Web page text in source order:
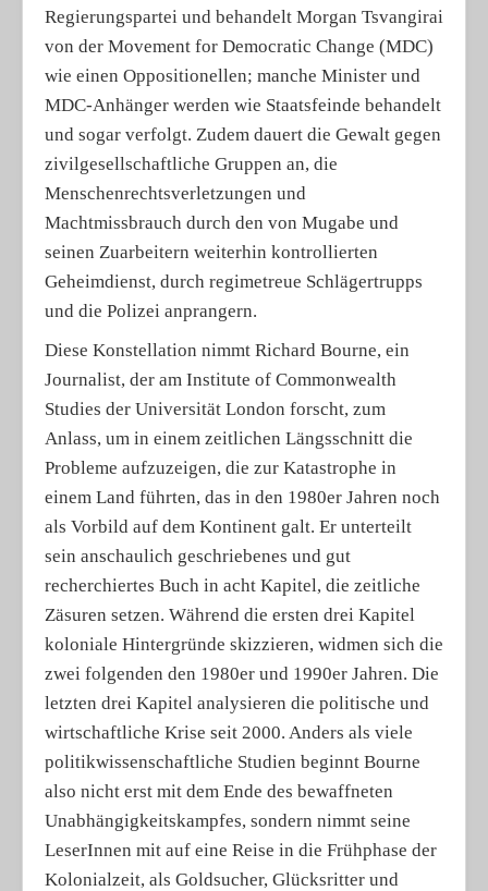
Regierungspartei und behandelt Morgan Tsvangirai
von der Movement for Democratic Change (MDC)
wie einen Oppositionellen; manche Minister und
MDC-Anhänger werden wie Staatsfeinde behandelt
und sogar verfolgt. Zudem dauert die Gewalt gegen
zivilgesellschaftliche Gruppen an, die
Menschenrechtsverletzungen und
Machtmissbrauch durch den von Mugabe und
seinen Zuarbeitern weiterhin kontrollierten
Geheimdienst, durch regimetreue Schlägertrupps
und die Polizei anprangern.
Diese Konstellation nimmt Richard Bourne, ein
Journalist, der am Institute of Commonwealth
Studies der Universität London forscht, zum
Anlass, um in einem zeitlichen Längsschnitt die
Probleme aufzuzeigen, die zur Katastrophe in
einem Land führten, das in den 1980er Jahren noch
als Vorbild auf dem Kontinent galt. Er unterteilt
sein anschaulich geschriebenes und gut
recherchiertes Buch in acht Kapitel, die zeitliche
Zäsuren setzen. Während die ersten drei Kapitel
koloniale Hintergründe skizzieren, widmen sich die
zwei folgenden den 1980er und 1990er Jahren. Die
letzten drei Kapitel analysieren die politische und
wirtschaftliche Krise seit 2000. Anders als viele
politikwissenschaftliche Studien beginnt Bourne
also nicht erst mit dem Ende des bewaffneten
Unabhängigkeitskampfes, sondern nimmt seine
LeserInnen mit auf eine Reise in die Frühphase der
Kolonialzeit, als Goldsucher, Glücksritter und